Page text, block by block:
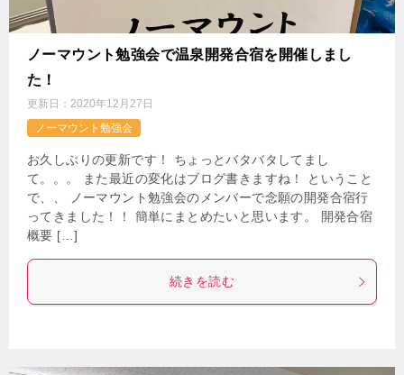
ノーマウント勉強会で温泉開発合宿を開催しまし
た！
更新日： 2020年12月27日
ノーマウント勉強会
お久しぶりの更新です！ ちょっとバタバタしてまし
て。。。 また最近の変化はブログ書きますね！ ということ
で、、 ノーマウント勉強会のメンバーで念願の開発合宿行
ってきました！！ 簡単にまとめたいと思います。 開発合宿
概要 […]
続きを読む